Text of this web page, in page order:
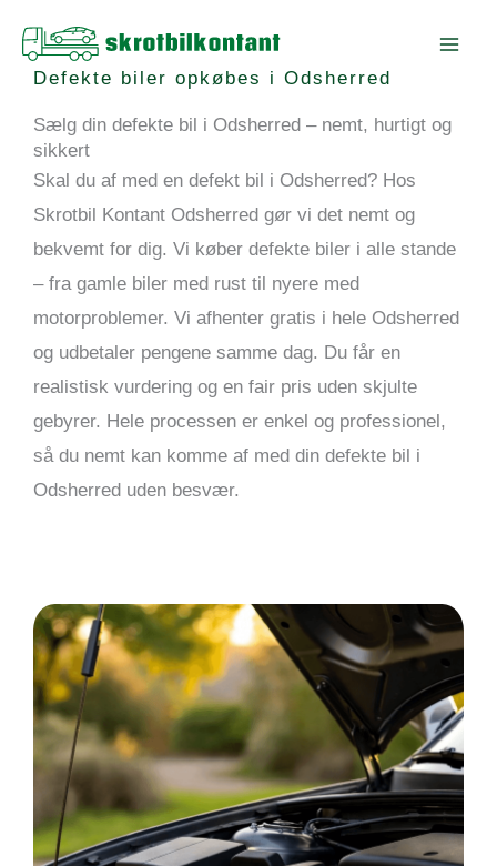
indholdetDefekte biler opkøbes i Odsherred
Sælg din defekte bil i Odsherred – nemt, hurtigt og
sikkert
Skal du af med en defekt bil i Odsherred? Hos
Skrotbil Kontant Odsherred gør vi det nemt og
bekvemt for dig. Vi køber defekte biler i alle stande
– fra gamle biler med rust til nyere med
motorproblemer. Vi afhenter gratis i hele Odsherred
og udbetaler pengene samme dag. Du får en
realistisk vurdering og en fair pris uden skjulte
gebyrer. Hele processen er enkel og professionel,
så du nemt kan komme af med din defekte bil i
Odsherred uden besvær.